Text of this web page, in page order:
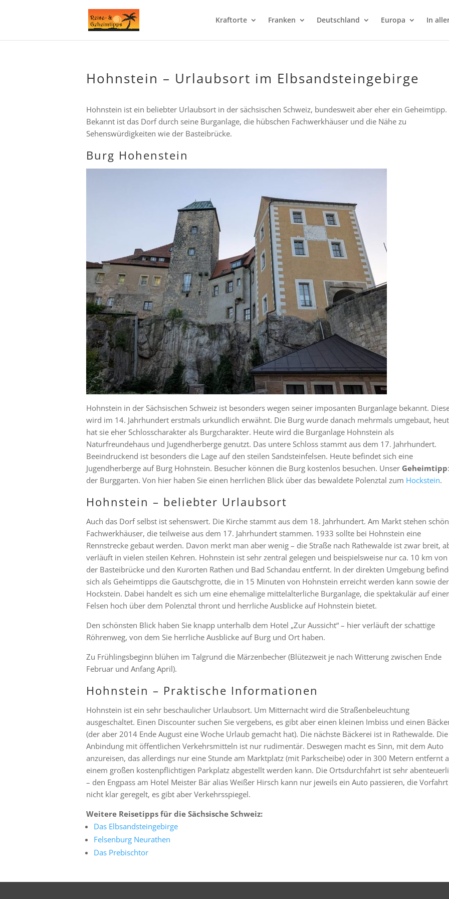
Kraftorte Franken Deutschland Europa In
Hohnstein – Urlaubsort im Elbsandsteingebirge
Hohnstein ist ein beliebter Urlaubsort in der sächsischen Schweiz, bundesweit aber eher ein Geheimtipp.
Bekannt ist das Dorf durch seine Burganlage, die hübschen Fachwerkhäuser und die Nähe zu
Sehenswürdigkeiten wie der Basteibrücke.
Burg Hohenstein
Hohnstein in der Sächsischen Schweiz ist besonders wegen seiner imposanten Burganlage bekannt.
wird im 14. Jahrhundert erstmals urkundlich erwähnt. Die Burg wurde danach mehrmals umgebaut,
hat sie eher Schlosscharakter als Burgcharakter. Heute wird die Burganlage Hohnstein als
Naturfreundehaus und Jugendherberge genutzt. Das untere Schloss stammt aus dem 17. Jahrhundert.
Beeindruckend ist besonders die Lage auf den steilen Sandsteinfelsen. Heute befindet sich eine
Jugendherberge auf Burg Hohnstein. Besucher können die Burg kostenlos besuchen. Unser Geheimtipp:
der Burggarten. Von hier haben Sie einen herrlichen Blick über das bewaldete Polenztal zum Hockstein.
Hohnstein – beliebter Urlaubsort
Auch das Dorf selbst ist sehenswert. Die Kirche stammt aus dem 18. Jahrhundert. Am Markt stehen
Fachwerkhäuser, die teilweise aus dem 17. Jahrhundert stammen. 1933 sollte bei Hohnstein eine
Rennstrecke gebaut werden. Davon merkt man aber wenig – die Straße nach Rathewalde ist zwar breit,
verläuft in vielen steilen Kehren. Hohnstein ist sehr zentral gelegen und beispielsweise nur ca. 10 km von
der Basteibrücke und den Kurorten Rathen und Bad Schandau entfernt. In der direkten Umgebung
sich als Geheimtipps die Gautschgrotte, die in 15 Minuten von Hohnstein erreicht werden kann sowie der
Hockstein. Dabei handelt es sich um eine ehemalige mittelalterliche Burganlage, die spektakulär auf
Felsen hoch über dem Polenztal thront und herrliche Ausblicke auf Hohnstein bietet.
Den schönsten Blick haben Sie knapp unterhalb dem Hotel „Zur Aussicht“ – hier verläuft der schattige
Röhrenweg, von dem Sie herrliche Ausblicke auf Burg und Ort haben.
Zu Frühlingsbeginn blühen im Talgrund die Märzenbecher (Blütezweit je nach Witterung zwischen Ende
Februar und Anfang April).
Hohnstein – Praktische Informationen
Hohnstein ist ein sehr beschaulicher Urlaubsort. Um Mitternacht wird die Straßenbeleuchtung
ausgeschaltet. Einen Discounter suchen Sie vergebens, es gibt aber einen kleinen Imbiss und einen
(der aber 2014 Ende August eine Woche Urlaub gemacht hat). Die nächste Bäckerei ist in Rathewalde. Die
Anbindung mit öffentlichen Verkehrsmitteln ist nur rudimentär. Deswegen macht es Sinn, mit dem Auto
anzureisen, das allerdings nur eine Stunde am Marktplatz (mit Parkscheibe) oder in 300 Metern entfernt
einem großen kostenpflichtigen Parkplatz abgestellt werden kann. Die Ortsdurchfahrt ist sehr
– den Engpass am Hotel Meister Bär alias Weißer Hirsch kann nur jeweils ein Auto passieren, die
nicht klar geregelt, es gibt aber Verkehrsspiegel.
Weitere Reisetipps für die Sächsische Schweiz:
Das Elbsandsteingebirge
Felsenburg Neurathen
Das Prebischtor